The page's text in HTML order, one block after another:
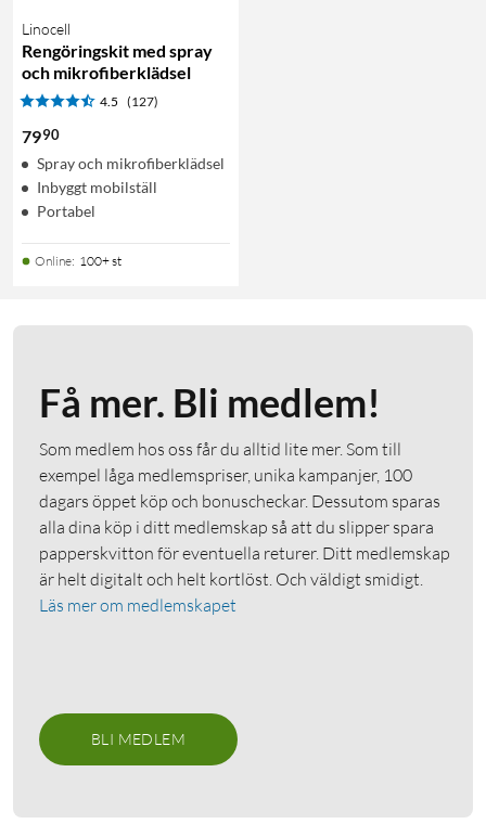
Linocell
Rengöringskit med spray
och mikrofiberklädsel
4.5 (127)
7990
Spray och mikrofiberklädsel
Inbyggt mobilställ
Portabel
Online: 100+ st
Få mer. Bli medlem!
Som medlem hos oss får du alltid lite mer. Som till
exempel låga medlemspriser, unika kampanjer, 100
dagars öppet köp och bonuscheckar. Dessutom sparas
alla dina köp i ditt medlemskap så att du slipper spara
papperskvitton för eventuella returer. Ditt medlemskap
är helt digitalt och helt kortlöst. Och väldigt smidigt.
Läs mer om medlemskapet
BLI MEDLEM